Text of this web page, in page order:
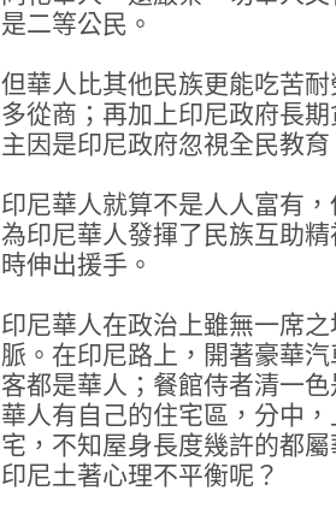
是二等公民。
但華人比其他民族更能吃苦
多從商；再加上印尼政府長
主因是印尼政府忽視全民教
印尼華人就算不是人人富有
為印尼華人發揮了民族互助
時伸出援手。
印尼華人在政治上雖無一席
脈。在印尼路上，開著豪華
客都是華人；餐館侍者清一
華人有自己的住宅區，分中
宅，不知屋身長度幾許的都
印尼土著心理不平衡呢？